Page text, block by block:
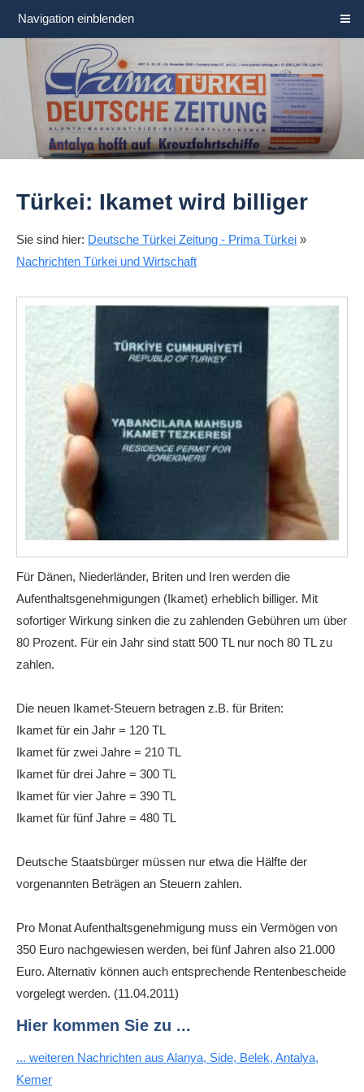
Navigation einblenden
Türkei: Ikamet wird billiger
Sie sind hier: Deutsche Türkei Zeitung - Prima Türkei »
Nachrichten Türkei und Wirtschaft
Für Dänen, Niederländer, Briten und Iren werden die
Aufenthaltsgenehmigungen (Ikamet) erheblich billiger. Mit
sofortiger Wirkung sinken die zu zahlenden Gebühren um über
80 Prozent. Für ein Jahr sind statt 500 TL nur noch 80 TL zu
zahlen.
Die neuen Ikamet-Steuern betragen z.B. für Briten:
Ikamet für ein Jahr = 120 TL
Ikamet für zwei Jahre = 210 TL
Ikamet für drei Jahre = 300 TL
Ikamet für vier Jahre = 390 TL
Ikamet für fünf Jahre = 480 TL
Deutsche Staatsbürger müssen nur etwa die Hälfte der
vorgenannten Beträgen an Steuern zahlen.
Pro Monat Aufenthaltsgenehmigung muss ein Vermögen von
350 Euro nachgewiesen werden, bei fünf Jahren also 21.000
Euro. Alternativ können auch entsprechende Rentenbescheide
vorgelegt werden. (11.04.2011)
Hier kommen Sie zu ...
... weiteren Nachrichten aus Alanya, Side, Belek, Antalya,
Kemer